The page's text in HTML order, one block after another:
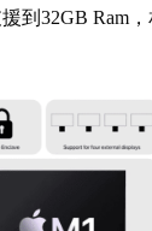
到32GB Ram